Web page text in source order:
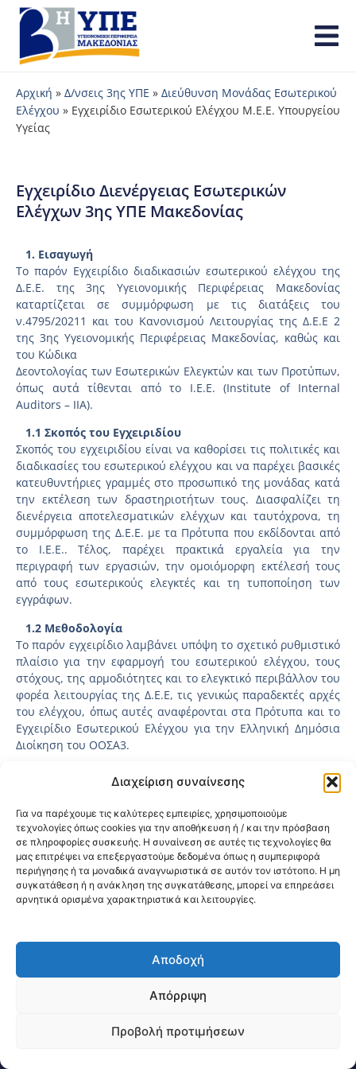
Διαχείριση συναίνεσης
Για να παρέχουμε τις καλύτερες εμπειρίες, χρησιμοποιούμε
τεχνολογίες όπως cookies για την αποθήκευση ή / και την πρόσβαση
σε πληροφορίες συσκευής. Η συναίνεση σε αυτές τις τεχνολογίες θα
μας επιτρέψει να επεξεργαστούμε δεδομένα όπως η συμπεριφορά
περιήγησης ή τα μοναδικά αναγνωριστικά σε αυτόν τον ιστότοπο. Η μη
συγκατάθεση ή η ανάκληση της συγκατάθεσης, μπορεί να επηρεάσει
αρνητικά ορισμένα χαρακτηριστικά και λειτουργίες.
Αποδοχή
Απόρριψη
Προβολή προτιμήσεων
Αρχική » Δ/νσεις 3ης ΥΠΕ » Διεύθυνση Μονάδας Εσωτερικού
Ελέγχου » Εγχειρίδιο Εσωτερικού Ελέγχου Μ.Ε.Ε. Υπουργείου
Υγείας
Εγχειρίδιο Διενέργειας Εσωτερικών
Ελέγχων 3ης ΥΠΕ Μακεδονίας
1. Εισαγωγή
Το παρόν Εγχειρίδιο διαδικασιών εσωτερικού ελέγχου της
Δ.Ε.Ε. της 3ης Υγειονομικής Περιφέρειας Μακεδονίας
καταρτίζεται σε συμμόρφωση με τις διατάξεις του
ν.4795/20211 και του Κανονισμού Λειτουργίας της Δ.Ε.Ε 2
της 3ης Υγειονομικής Περιφέρειας Μακεδονίας, καθώς και
του Κώδικα
Δεοντολογίας των Εσωτερικών Ελεγκτών και των Προτύπων,
όπως αυτά τίθενται από το Ι.Ε.Ε. (Institute of Internal
Auditors – IIA).
1.1 Σκοπός του Εγχειριδίου
Σκοπός του εγχειριδίου είναι να καθορίσει τις πολιτικές και
διαδικασίες του εσωτερικού ελέγχου και να παρέχει βασικές
κατευθυντήριες γραμμές στο προσωπικό της μονάδας κατά
την εκτέλεση των δραστηριοτήτων τους. Διασφαλίζει τη
διενέργεια αποτελεσματικών ελέγχων και ταυτόχρονα, τη
συμμόρφωση της Δ.Ε.Ε. με τα Πρότυπα που εκδίδονται από
το Ι.Ε.Ε.. Τέλος, παρέχει πρακτικά εργαλεία για την
περιγραφή των εργασιών, την ομοιόμορφη εκτέλεσή τους
από τους εσωτερικούς ελεγκτές και τη τυποποίηση των
εγγράφων.
1.2 Μεθοδολογία
Το παρόν εγχειρίδιο λαμβάνει υπόψη το σχετικό ρυθμιστικό
πλαίσιο για την εφαρμογή του εσωτερικού ελέγχου, τους
στόχους, της αρμοδιότητες και το ελεγκτικό περιβάλλον του
φορέα λειτουργίας της Δ.Ε.Ε, τις γενικώς παραδεκτές αρχές
του ελέγχου, όπως αυτές αναφέρονται στα Πρότυπα και το
Εγχειρίδιο Εσωτερικού Ελέγχου για την Ελληνική Δημόσια
Διοίκηση του ΟΟΣΑ3.
1.3 Ευθύνη για την Σύνταξη και την Υλοποίηση
Η Δ.Ε.Ε. συντάσσει το εγχειρίδιο, το οποίο εγκρίνεται από το
Διοικητή της 3ης Υγειονομικής Περιφέρειας Μακεδονίας. Ο
επικεφαλής της Δ.Ε.Ε. χρησιμοποιεί την επαγγελματική του
κρίση για την προσαρμογή του παρόντος εγχειριδίου ώστε
να έχει εφαρμογή στις κατά περίπτωση ιδιαίτερες
συνθήκες.
Διαβάστε περισσότερα εδώ: Προβολή PDF
@2026 3ype.gr All rights reserved
Θεσσαλονίκη, ΕλλάδαΤηλ: +30 2311 226 200
00387 Website Visits: 1592394